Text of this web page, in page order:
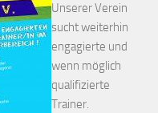
Unserer Verein
sucht weiterhin
engagierte und
wenn möglich
qualifizierte
Trainer.